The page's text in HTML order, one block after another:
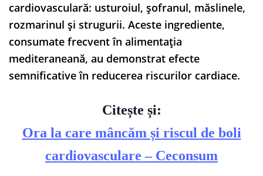
cardiovasculară: usturoiul, șofranul, măslinele,
rozmarinul și strugurii. Aceste ingrediente,
consumate frecvent în alimentația
mediteraneană, au demonstrat efecte
semnificative în reducerea riscurilor cardiace.
Citește și:
Ora la care mâncăm și riscul de boli
cardiovasculare – Ceconsum